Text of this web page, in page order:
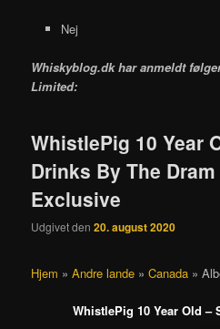
Nej
Whiskyblog.dk har anmeldt
Limited:
WhistlePig 10 Year
Drinks By The Dram
Exclusive
Udgivet den20. august 2020
Hjem »Andre lande »Canada »
WhistlePig 10 Year Old –